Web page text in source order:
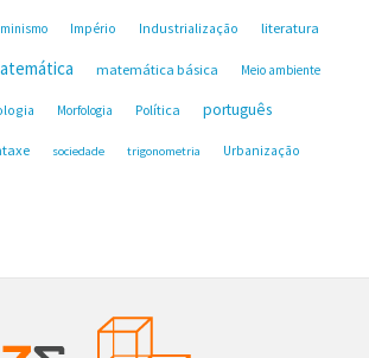
Império Industrialização literatura
matemática básica Meio ambiente
Morfologia Política português
sociedade trigonometria Urbanização